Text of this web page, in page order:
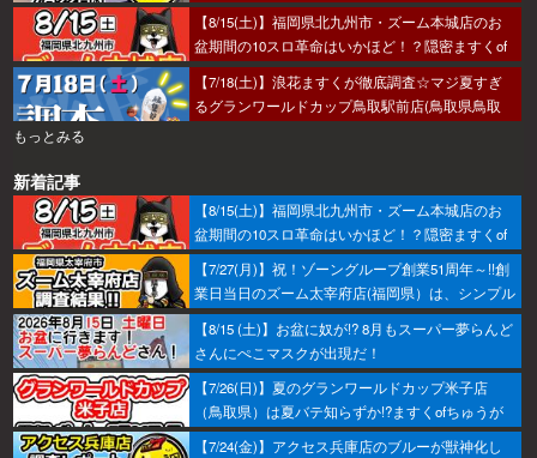
着々とミッション進行中～！
【8/15(土)】福岡県北九州市・ズーム本城店のお
盆期間の10スロ革命はいかほど！？隠密ますくof
ちゅうが潜入調査へ！
【7/18(土)】浪花ますくが徹底調査☆マジ夏すぎ
るグランワールドカップ鳥取駅前店(鳥取県鳥取
もっとみる
新着記事
【8/15(土)】福岡県北九州市・ズーム本城店のお
盆期間の10スロ革命はいかほど！？隠密ますくof
ちゅうが潜入調査へ！
【7/27(月)】祝！ゾーングループ創業51周年～!!創
業日当日のズーム太宰府店(福岡県）は、シンプル
におすすめから攻めるのがベター！あとはヒキ！
【8/15 (土)】お盆に奴が!? 8月もスーパー夢らんど
さんにぺこマスクが出現だ！
【7/26(日)】夏のグランワールドカップ米子店
（鳥取県）は夏バテ知らずか!?ますくofちゅうが
調査してきたで～！
【7/24(金)】アクセス兵庫店のブルーが獣神化し